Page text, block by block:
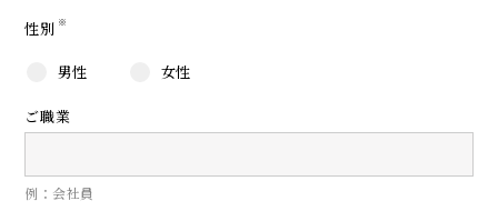
性別 ※
男性 女性
ご職業
例：会社員